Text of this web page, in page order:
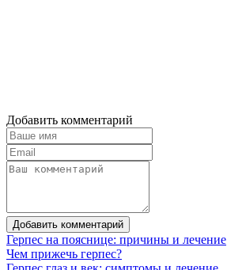
Добавить комментарий
Добавить комментарий
Герпес на пояснице: причины и лечение
Чем прижечь герпес?